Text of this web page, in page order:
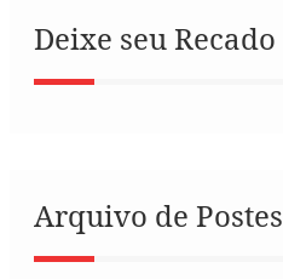
Deixe seu Recado
Arquivo de Postes